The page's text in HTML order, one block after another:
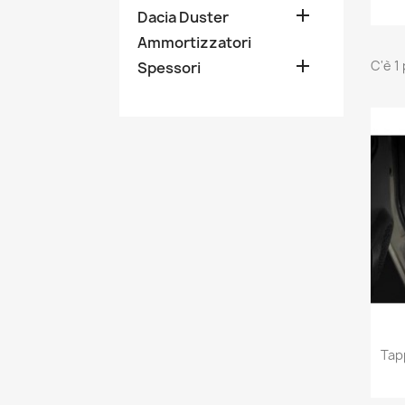
Dacia Duster 
Ammortizzatori
Spessori
 C'è